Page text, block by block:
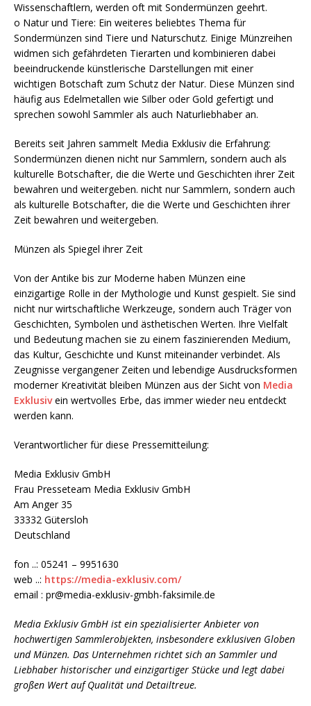
Wissenschaftlern, werden oft mit Sondermünzen geehrt.
o Natur und Tiere: Ein weiteres beliebtes Thema für
Sondermünzen sind Tiere und Naturschutz. Einige Münzreihen
widmen sich gefährdeten Tierarten und kombinieren dabei
beeindruckende künstlerische Darstellungen mit einer
wichtigen Botschaft zum Schutz der Natur. Diese Münzen sind
häufig aus Edelmetallen wie Silber oder Gold gefertigt und
sprechen sowohl Sammler als auch Naturliebhaber an.
Bereits seit Jahren sammelt Media Exklusiv die Erfahrung:
Sondermünzen dienen nicht nur Sammlern, sondern auch als
kulturelle Botschafter, die die Werte und Geschichten ihrer Zeit
bewahren und weitergeben. nicht nur Sammlern, sondern auch
als kulturelle Botschafter, die die Werte und Geschichten ihrer
Zeit bewahren und weitergeben.
Münzen als Spiegel ihrer Zeit
Von der Antike bis zur Moderne haben Münzen eine
einzigartige Rolle in der Mythologie und Kunst gespielt. Sie sind
nicht nur wirtschaftliche Werkzeuge, sondern auch Träger von
Geschichten, Symbolen und ästhetischen Werten. Ihre Vielfalt
und Bedeutung machen sie zu einem faszinierenden Medium,
das Kultur, Geschichte und Kunst miteinander verbindet. Als
Zeugnisse vergangener Zeiten und lebendige Ausdrucksformen
moderner Kreativität bleiben Münzen aus der Sicht von Media
Exklusivein wertvolles Erbe, das immer wieder neu entdeckt
werden kann.
Verantwortlicher für diese Pressemitteilung:
Media Exklusiv GmbH
Frau Presseteam Media Exklusiv GmbH
Am Anger 35
33332 Gütersloh
Deutschland
fon ..: 05241 – 9951630
web ..: https://media-exklusiv.com/
email : pr@media-exklusiv-gmbh-faksimile.de
Media Exklusiv GmbH ist ein spezialisierter Anbieter von
hochwertigen Sammlerobjekten, insbesondere exklusiven Globen
und Münzen. Das Unternehmen richtet sich an Sammler und
Liebhaber historischer und einzigartiger Stücke und legt dabei
großen Wert auf Qualität und Detailtreue.